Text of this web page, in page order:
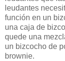
leudantes
función en un
una caja de
quede una
un bizcocho de
brownie.